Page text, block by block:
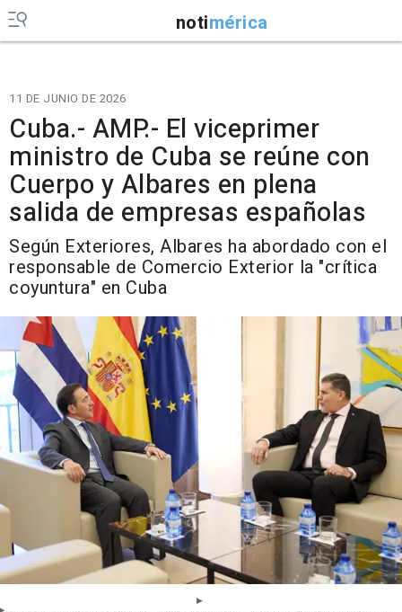
notimérica
11 DE JUNIO DE 2026
Cuba.- AMP.- El viceprimer
ministro de Cuba se reúne con
Cuerpo y Albares en plena
salida de empresas españolas
Según Exteriores, Albares ha abordado con el
responsable de Comercio Exterior la "crítica
coyuntura" en Cuba